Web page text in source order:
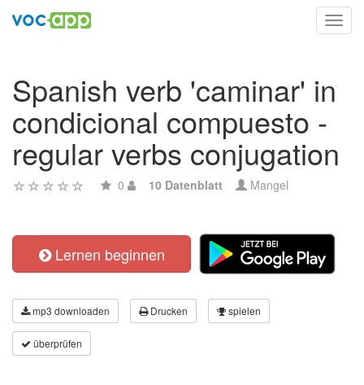
Spanish verb 'caminar' in
condicional compuesto -
regular verbs conjugation
0 10 Datenblatt Mangel
Lernen beginnen
mp3 downloaden Drucken spielen
überprüfen